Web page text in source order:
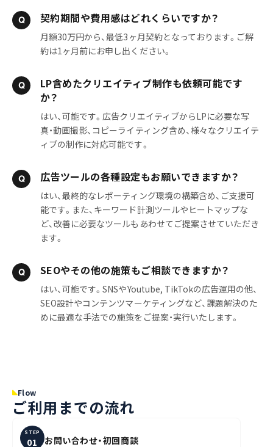
契約期間や費用感はどれくらいですか？
月額30万円から、最低3ヶ月契約となっております。ご解
約は1ヶ月前にお申し出ください。
LP含めたクリエイティブ制作も依頼可能です
か？
はい、可能です。広告クリエイティブからLPに必要な写
真・動画撮影、コピーライティング含め、様々なクリエイテ
ィブの制作に対応可能です。
広告ツールの各種設定もお願いできますか？
はい、最終的なレポーティング環境の構築含め、ご支援可
能です。また、キーワード計測ツールやヒートマップな
ど、改善に必要なツールもあわせてご提案させていただき
ます。
SEOやその他の施策もご相談できますか？
はい、可能です。SNSやYoutube, TikTokの広告運用の他、
SEO設計やコンテンツマーケティングなど、課題解決のた
めに最適な手法での施策をご提案・実行いたします。
Flow
ご利用までの流れ
STEP
お問い合わせ・初回商談